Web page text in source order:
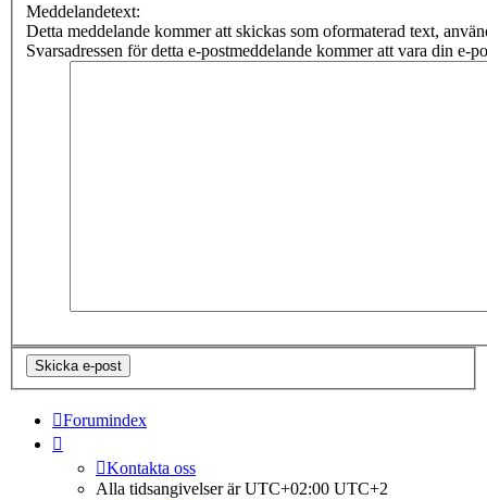
Meddelandetext:
Detta meddelande kommer att skickas som oformaterad text,
Svarsadressen för detta e-postmeddelande kommer att vara din e-
Forumindex
Kontakta oss
Alla tidsangivelser är UTC+02:00 UTC+2